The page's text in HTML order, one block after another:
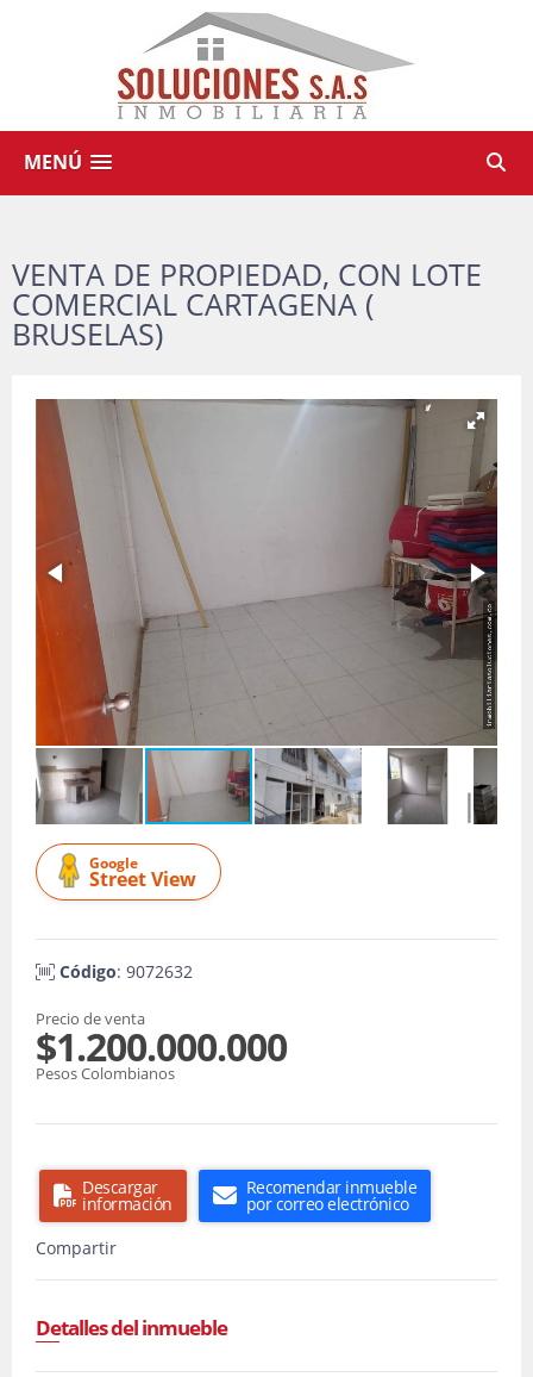
MENÚ
VENTA DE PROPIEDAD, CON LOTE
COMERCIAL CARTAGENA (
BRUSELAS)
Google
Street View
Código: 9072632
Precio de venta
$1.200.000.000
Pesos Colombianos
Descargar
información
Recomendar inmueble
por correo electrónico
Compartir
Detalles del inmueble